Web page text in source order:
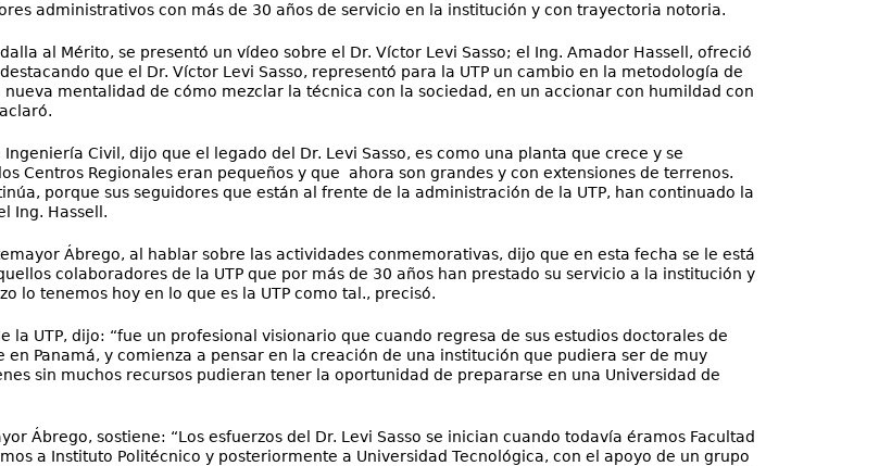
administrativos con más de 30 años de servicio en la institución y con trayectoria notoria.
al Mérito, se presentó un vídeo sobre el Dr. Víctor Levi Sasso; el Ing. Amador Hassell, ofreció
que el Dr. Víctor Levi Sasso, representó para la UTP un cambio en la metodología de
nueva mentalidad de cómo mezclar la técnica con la sociedad, en un accionar con humildad con
Civil, dijo que el legado del Dr. Levi Sasso, es como una planta que crece y se
Centros Regionales eran pequeños y que ahora son grandes y con extensiones de terrenos.
porque sus seguidores que están al frente de la administración de la UTP, han continuado la
Ing. Hassell.
Ábrego, al hablar sobre las actividades conmemorativas, dijo que en esta fecha se le está
colaboradores de la UTP que por más de 30 años han prestado su servicio a la institución y
lo tenemos hoy en lo que es la UTP como tal., precisó.
la UTP, dijo: “fue un profesional visionario que cuando regresa de sus estudios doctorales de
en Panamá, y comienza a pensar en la creación de una institución que pudiera ser de muy
sin muchos recursos pudieran tener la oportunidad de prepararse en una Universidad de
Ábrego, sostiene: “Los esfuerzos del Dr. Levi Sasso se inician cuando todavía éramos Facultad
a Instituto Politécnico y posteriormente a Universidad Tecnológica, con el apoyo de un grupo